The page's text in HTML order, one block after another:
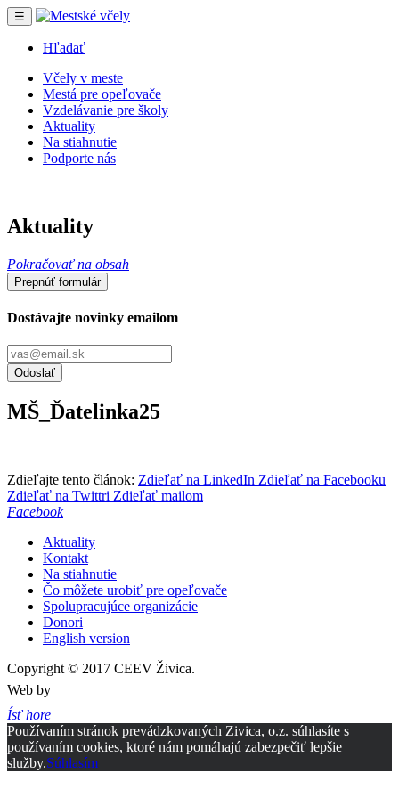
☰
Hľadať
Včely v meste
Mestá pre opeľovače
Vzdelávanie pre školy
Aktuality
Na stiahnutie
Podporte nás
Aktuality
Pokračovať na obsah
Prepnúť formulár
Dostávajte novinky emailom
Odoslať
MŠ_Ďatelinka25
Zdieľajte tento článok: Zdieľať na LinkedIn Zdieľať na Facebooku
Zdieľať na Twittri Zdieľať mailom
Facebook
Aktuality
Kontakt
Na stiahnutie
Čo môžete urobiť pre opeľovače
Spolupracujúce organizácie
Donori
English version
Copyright © 2017 CEEV Živica.
Web by
Ísť hore
Používaním stránok prevádzkovaných Zivica, o.z. súhlasíte s
používaním cookies, ktoré nám pomáhajú zabezpečiť lepšie
služby.Súhlasím